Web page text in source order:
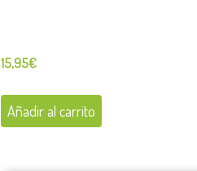
15,95€
Añadir al carrito